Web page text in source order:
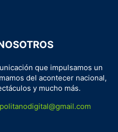
que impulsamos un
del acontecer nacional,
y mucho más.